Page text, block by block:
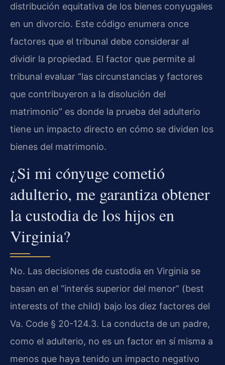
distribución equitativa de los bienes conyugales
en un divorcio. Este código enumera once
factores que el tribunal debe considerar al
dividir la propiedad. El factor que permite al
tribunal evaluar “las circunstancias y factores
que contribuyeron a la disolución del
matrimonio” es donde la prueba del adulterio
tiene un impacto directo en cómo se dividen los
bienes del matrimonio.
¿Si mi cónyuge cometió
adulterio, me garantiza obtener
la custodia de los hijos en
Virginia?
No. Las decisiones de custodia en Virginia se
basan en el “interés superior del menor” (best
interests of the child) bajo los diez factores del
Va. Code § 20-124.3. La conducta de un padre,
como el adulterio, no es un factor en sí misma a
menos que haya tenido un impacto negativo